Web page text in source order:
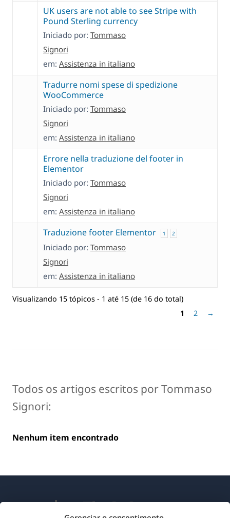
UK users are not able to see Stripe with
Pound Sterling currency
Iniciado por: Tommaso
Signori
em: Assistenza in italiano
Tradurre nomi spese di spedizione
WooCommerce
Iniciado por: Tommaso
Signori
em: Assistenza in italiano
Errore nella traduzione del footer in
Elementor
Iniciado por: Tommaso
Signori
em: Assistenza in italiano
Traduzione footer Elementor 1 2
Iniciado por: Tommaso
Signori
em: Assistenza in italiano
Visualizando 15 tópicos - 1 até 15 (de 16 do total)
1
2 →
Todos os artigos escritos por Tommaso
Signori:
Nenhum item encontrado